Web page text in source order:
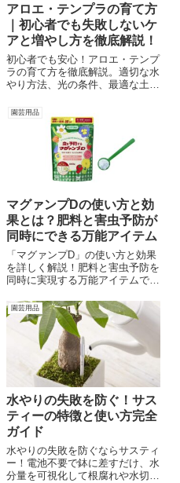
アロエ・テンプラの育て方
｜初心者でも失敗しないケ
アと増やし方を徹底解説！
初心者でも安心！アロエ・テンプ
ラの育て方を徹底解説。適切な水
やり方法、光の条件、最適な土と
詳しく紹介します。これを読め
ば、健康で美しいアロエ・テンプ
ラを育てられること間違いなし！
園芸用品
マグァンプDの使い方と効
果とは？肥料と害虫予防が
同時にできる万能アイテム
「マグァンプD」の使い方と効果
を詳しく解説！肥料と害虫予防を
同時に実現する万能アイテムで、
ます。簡単な施肥でアブラムシも
予防し、植物の健康を守りたい方
におすすめ。育てやすさがぐっと
向上するマグァンプDの魅力をチ
園芸用品
水やりの失敗を防ぐ！サス
ティーの特徴と使い方完全
ガイド
水やりの失敗を防ぐならサスティ
ー！電池不要で鉢に差すだけ、水
分量を可視化して根腐れや水切れ